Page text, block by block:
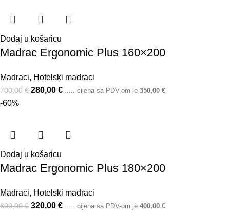
Dodaj u košaricu
Madrac Ergonomic Plus 160×200
Madraci, Hotelski madraci
700,00€ 280,00 € ..... cijena sa PDV-om je 350,00 €
-60%
Dodaj u košaricu
Madrac Ergonomic Plus 180×200
Madraci, Hotelski madraci
800,00€ 320,00 € ..... cijena sa PDV-om je 400,00 €